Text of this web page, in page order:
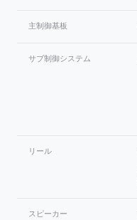
主制御基板
サブ制御システム
リール
スピーカー